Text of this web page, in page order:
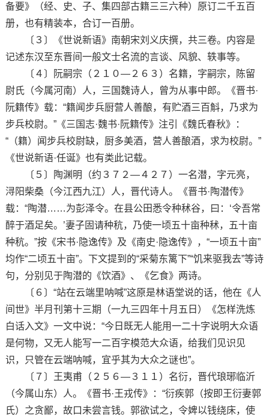
备要》（经、史、子、集四部古籍三三六种）原订二千五百
册，也有精装本，合订一百册。
〔３〕《世说新语》南朝宋刘义庆撰，共三卷。内容是
记述东汉至东晋间一般文士名流的言谈、风貌、轶事等。
〔４〕阮嗣宗（２１０—２６３）名籍，字嗣宗，陈留
尉氏（今属河南）人，三国魏诗人，曾为从事中郎。《晋书·
阮籍传》载：“籍闻步兵厨营人善酿，有贮酒三百斛，乃求为
步兵校尉。”《三国志·魏书·阮籍传》注引《魏氏春秋》：
“（籍）闻步兵校尉缺，厨多美酒，营人善酿酒，求为校尉。”
《世说新语·任诞》也有类此记载。
〔５〕陶渊明（约３７２—４２７）一名潜，字元亮，
浔阳柴桑（今江西九江）人，晋代诗人。《晋书·陶潜传》
载：“陶潜……为彭泽令。在县公田悉令种秫谷，曰：‘令吾常
醉于酒足矣。’妻子固请种秔，乃使一顷五十亩种秫，五十亩
种秔。”按《宋书·隐逸传》及《南史·隐逸传》，“一顷五十亩”
均作“二顷五十亩”。下文提到的“采菊东篱下”“饥来驱我去”等诗
句，分别见于陶潜的《饮酒》、《乞食》两诗。
〔６〕“站在云端里呐喊”这原是林语堂说的话，他在《人
间世》半月刊第十三期（一九三四年十月五日）《怎样洗炼
白话入文》一文中说：“今日既无人能用一二十字说明大众语
是何物，又无人能写一二百字模范大众语，给我们见识见
识，只管在云端呐喊，宜乎其为大众之谜也”。
〔７〕王夷甫（２５６—３１１）名衍，晋代琅琊临沂
（今属山东）人。《晋书·王戎传》：“衍疾郭（按即王衍妻郭
氏）之贪鄙，故口未尝言钱。郭欲试之，令婢以钱绕床，使